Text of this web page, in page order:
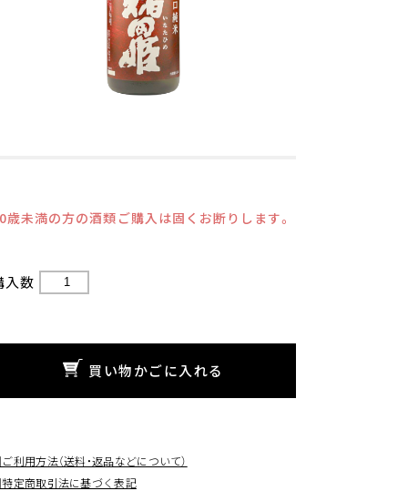
歳未満の方の酒類ご購入は固くお断りします。
入数
買い物かごに入れる
利用方法（送料・返品などについて）
定商取引法に基づく表記